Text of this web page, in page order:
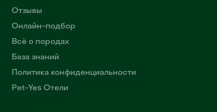
Отзывы
Онлайн-подбор
Всё о породах
База знаний
Политика конфиденциальности
Pet-Yes Отели